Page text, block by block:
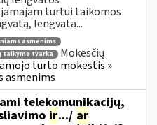
turtui taikomos
lengvata...
asmenims
taikymo tvarka
Mokesčių
turto mokestis »
asmenims
telekomunikacijų,
ir.../ ar